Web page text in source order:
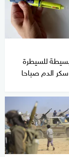
للسيطرة
الدم صباحا